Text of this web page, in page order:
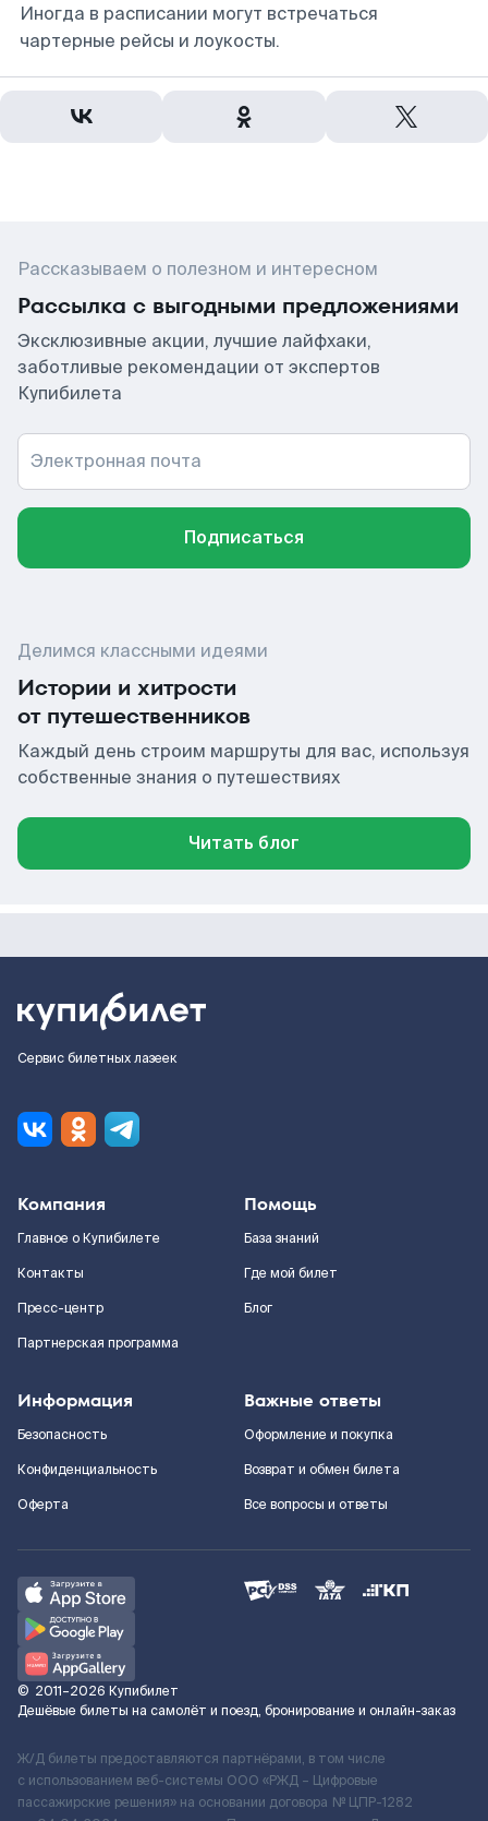
Иногда в расписании могут встречаться
чартерные рейсы и лоукосты.
Рассказываем о полезном и интересном
Рассылка с выгодными предложениями
Эксклюзивные акции, лучшие лайфхаки,
заботливые рекомендации от экспертов
Купибилета
Электронная почта
Подписаться
Делимся классными идеями
Истории и хитрости
от путешественников
Каждый день строим маршруты для вас, используя
собственные знания о путешествиях
Читать блог
Сервис билетных лазеек
Компания
Главное о Купибилете
Контакты
Пресс-центр
Партнерская программа
Помощь
База знаний
Где мой билет
Блог
Информация
Безопасность
Конфиденциальность
Оферта
Важные ответы
Оформление и покупка
Возврат и обмен билета
Все вопросы и ответы
© 2011–2026 Купибилет
Дешёвые билеты на самолёт и поезд, бронирование и онлайн-заказ
Ж/Д билеты предоставляются партнёрами, в том числе
с использованием веб-системы ООО «РЖД – Цифровые
пассажирские решения» на основании договора № ЦПР-1282